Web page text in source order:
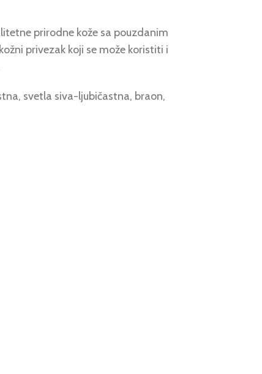
prirodne kože sa pouzdanim
privezak koji se može koristiti i
svetla siva-ljubičastna, braon,